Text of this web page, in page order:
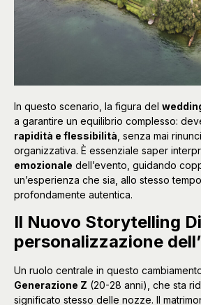
In questo scenario, la figura del
a garantire un equilibrio complesso:
rapidità e flessibilità, senza mai
organizzativa. È essenziale saper
emozionale dell’evento, guidando
un’esperienza che sia, allo stesso
profondamente autentica.
Il Nuovo Storytelling
personalizzazione
Un ruolo centrale in questo
Generazione Z (20-28 anni), che sta
significato stesso delle nozze. Il